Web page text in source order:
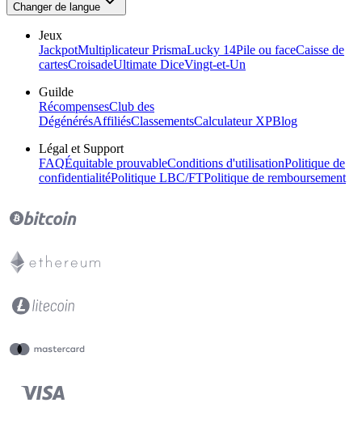
Changer de langue
Jeux
JackpotMultiplicateur PrismaLucky 14Pile ou faceCaisse de
cartesCroisadeUltimate DiceVingt-et-Un
Guilde
RécompensesClub des
DégénérésAffiliésClassementsCalculateur XPBlog
Légal et Support
FAQÉquitable prouvableConditions d'utilisationPolitique de
confidentialitéPolitique LBC/FTPolitique de remboursement